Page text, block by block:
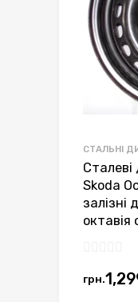
СТАЛЬНІ
Сталеві
Skoda
залізні
октавія
грн.